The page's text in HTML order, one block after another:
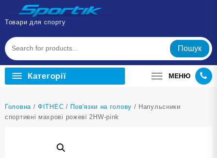
Перейти
вмісту
Товари для спорту
Пошук
Категорії МЕНЮ
Головна /ФІТНЕС / Пов'язки на голову / Напульсники
спортивні махрові рожеві 2HW-pink